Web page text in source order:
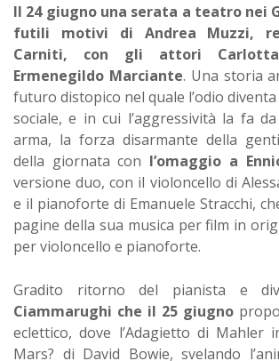
Il 24 giugno una serata a teatro nei
futili motivi di Andrea Muzzi,
Carniti, con gli attori
Ermenegildo Marciante. Una storia
futuro distopico nel quale l’odio
sociale, e in cui l’aggressività la fa
arma, la forza disarmante della
della giornata con l’omaggio a
versione duo, con il violoncello di
e il pianoforte di Emanuele Stracchi,
pagine della sua musica per film in
per violoncello e pianoforte.
Gradito ritorno del pianista e
Ciammarughi che il 25 giugno
eclettico, dove l’Adagietto di Mahler
Mars? di David Bowie, svelando